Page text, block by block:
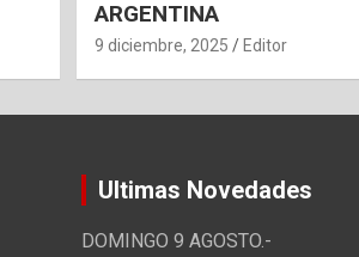
ARGENTINA
9 diciembre, 2025 Editor
Ultimas Novedades
DOMINGO 9 AGOSTO.-